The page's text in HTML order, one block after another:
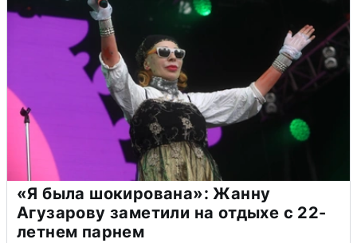
«Я была шокирована»: Жанну
Агузарову заметили на отдыхе с 22-
летнем парнем